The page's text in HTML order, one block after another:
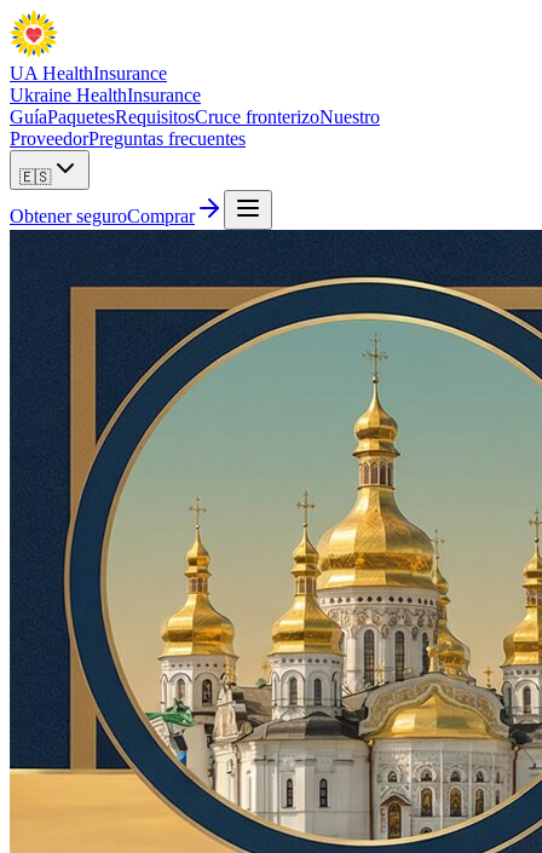
UA HealthInsurance
Ukraine HealthInsurance
GuíaPaquetesRequisitosCruce fronterizoNuestro
ProveedorPreguntas frecuentes
🇪🇸
Obtener seguroComprar